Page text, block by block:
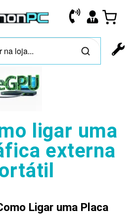
ligar uma
externa
Ligar uma Placa